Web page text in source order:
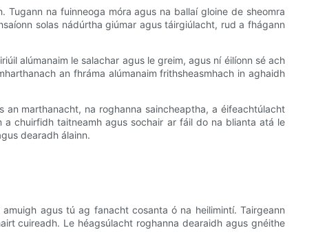
na fuinneoga móra agus na ballaí gloine de sheomra
solas nádúrtha giúmar agus táirgiúlacht, rud a fhágann
alúmanaim le salachar agus le greim, agus ní éilíonn sé ach
an fhráma alúmanaim frithsheasmhach in aghaidh
marthanacht, na roghanna saincheaptha, a éifeachtúlacht
a chuirfidh taitneamh agus sochair ar fáil do na blianta atá le
dearadh álainn.
agus tú ag fanacht cosanta ó na heilimintí. Tairgeann
cuireadh. Le héagsúlacht roghanna dearaidh agus gnéithe